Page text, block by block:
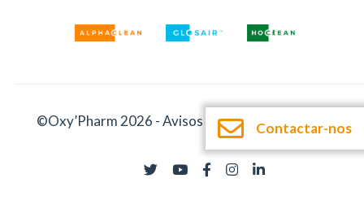
©Oxy’Pharm 2026 -Avisos legais- Documentação
Contactar-nos